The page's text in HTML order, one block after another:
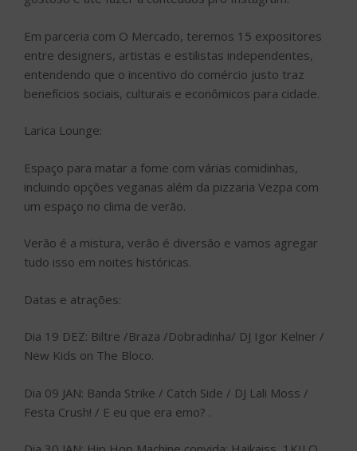
Em parceria com O Mercado, teremos 15 expositores
entre designers, artistas e estilistas independentes,
entendendo que o incentivo do comércio justo traz
benefícios sociais, culturais e econômicos para cidade.
Larica Lounge:
Espaço para matar a fome com várias comidinhas,
incluindo opções veganas além da pizzaria Vezpa com
um espaço no clima de verão.
Verão é a mistura, verão é diversão e vamos agregar
tudo isso em noites históricas.
Datas e atrações:
Dia 19 DEZ: Biltre /Braza /Dobradinha/ DJ Igor Kelner /
New Kids on The Bloco.
Dia 09 JAN: Banda Strike / Catch Side / DJ Lali Moss /
Festa Crush! / E eu que era emo? .